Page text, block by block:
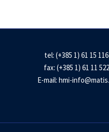
tel: (+385 1) 61 15 116
fax: (+385 1) 61 11 522
E-mail: hmi-